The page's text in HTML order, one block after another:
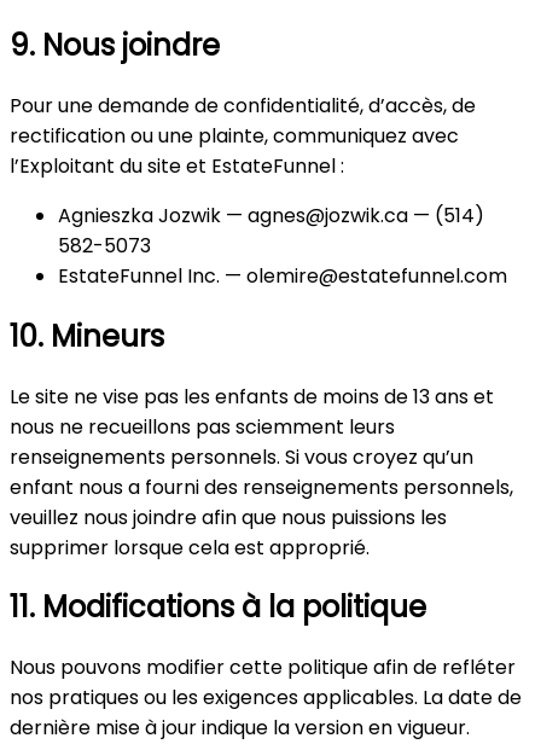
9. Nous joindre
Pour une demande de confidentialité, d’accès, de
rectification ou une plainte, communiquez avec
l’Exploitant du site et EstateFunnel :
Agnieszka Jozwik — agnes@jozwik.ca — (514)
582-5073
EstateFunnel Inc. — olemire@estatefunnel.com
10. Mineurs
Le site ne vise pas les enfants de moins de 13 ans et
nous ne recueillons pas sciemment leurs
renseignements personnels. Si vous croyez qu’un
enfant nous a fourni des renseignements personnels,
veuillez nous joindre afin que nous puissions les
supprimer lorsque cela est approprié.
11. Modifications à la politique
Nous pouvons modifier cette politique afin de refléter
nos pratiques ou les exigences applicables. La date de
dernière mise à jour indique la version en vigueur.